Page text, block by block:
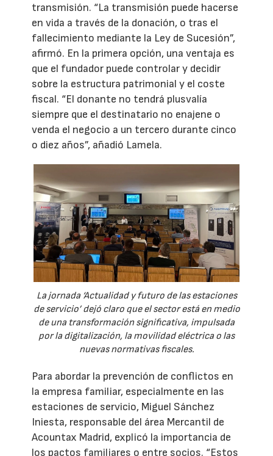
transmisión. “La transmisión puede hacerse
en vida a través de la donación, o tras el
fallecimiento mediante la Ley de Sucesión”,
afirmó. En la primera opción, una ventaja es
que el fundador puede controlar y decidir
sobre la estructura patrimonial y el coste
fiscal. “El donante no tendrá plusvalía
siempre que el destinatario no enajene o
venda el negocio a un tercero durante cinco
o diez años”, añadió Lamela.
La jornada ‘Actualidad y futuro de las estaciones
de servicio’ dejó claro que el sector está en medio
de una transformación significativa, impulsada
por la digitalización, la movilidad eléctrica o las
nuevas normativas fiscales.
Para abordar la prevención de conflictos en
la empresa familiar, especialmente en las
estaciones de servicio, Miguel Sánchez
Iniesta, responsable del área Mercantil de
Acountax Madrid, explicó la importancia de
los pactos familiares o entre socios. “Estos